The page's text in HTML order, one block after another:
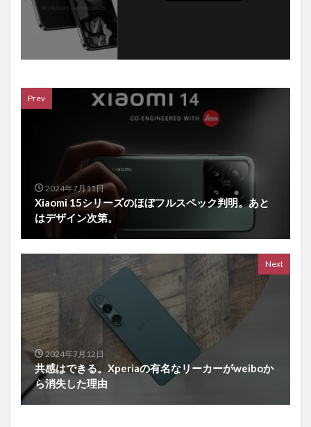
Prev
2024年7月11日
Xiaomi 15シリーズのほぼフルスペック判明。あと
はデザイン次第。
Next
2024年7月12日
共感はできる。Xperiaの有名なリーカーがweiboか
ら消失した理由